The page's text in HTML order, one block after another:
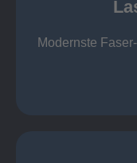
Modernste
Stahl bis